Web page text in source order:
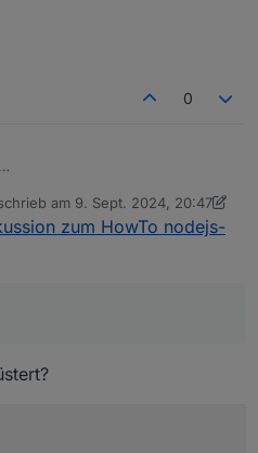
0
chatgpt ;-)
am 9. Sept. 2024, 20:47
editiert von Thomas Braun
zum HowTo nodejs-